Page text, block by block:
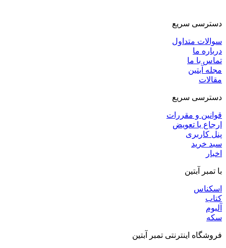
دسترسی سریع
سوالات متداول
درباره ما
تماس با ما
مجله آبتین
مقالات
دسترسی سریع
قوانین و مقررات
ارجاع یا تعویض
پنل کاربری
سبد خرید
اخبار
با تمبر آبتین
اسکناس
کتاب
آلبوم
سکه
فروشگاه اینترنتی تمبر آبتین